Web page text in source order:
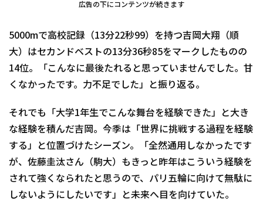
広告の下にコンテンツが続きます
5000mで高校記録（13分22秒99）を持つ吉岡大翔（順
大）はセカンドベストの13分36秒85をマークしたものの
14位。「こんなに最後たれると思っていませんでした。甘
くなかったです。力不足でした」と振り返る。
それでも「大学1年生でこんな舞台を経験できた」と大き
な経験を積んだ吉岡。今季は「世界に挑戦する過程を経験
する」と位置づけたシーズン。「全然通用しなかったです
が、佐藤圭汰さん（駒大）もきっと昨年はこういう経験を
されて強くなられたと思うので、パリ五輪に向けて無駄に
しないようにしたいです」と未来へ目を向けていた。